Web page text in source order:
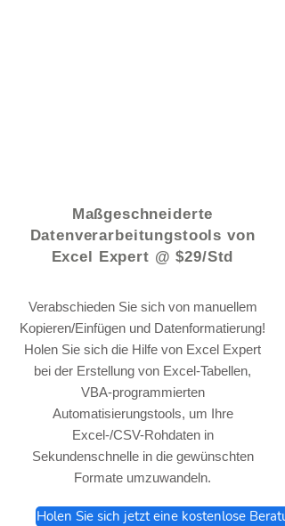
Maßgeschneiderte
Datenverarbeitungstools von
Excel Expert @ $29/Std
Verabschieden Sie sich von manuellem
Kopieren/Einfügen und Datenformatierung!
Holen Sie sich die Hilfe von Excel Expert
bei der Erstellung von Excel-Tabellen,
VBA-programmierten
Automatisierungstools, um Ihre
Excel-/CSV-Rohdaten in
Sekundenschnelle in die gewünschten
Formate umzuwandeln.
Holen Sie sich jetzt eine kostenlose